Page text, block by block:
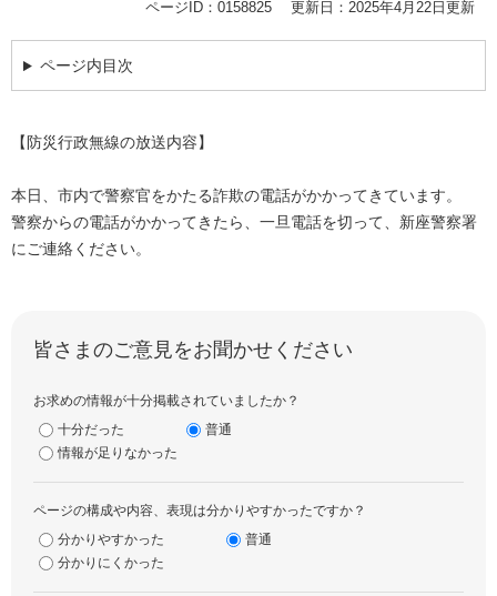
ページID：0158825 更新日：2025年4月22日更新
ページ内目次
【防災行政無線の放送内容】
本日、市内で警察官をかたる詐欺の電話がかかってきています。
警察からの電話がかかってきたら、一旦電話を切って、新座警察署
にご連絡ください。
皆さまのご意見をお聞かせください
お求めの情報が十分掲載されていましたか？
十分だった
普通
情報が足りなかった
ページの構成や内容、表現は分かりやすかったですか？
分かりやすかった
普通
分かりにくかった